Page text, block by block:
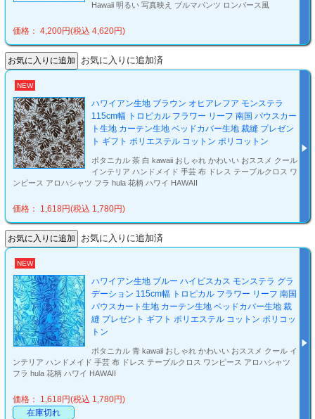
Hawaii 明るい 写真映え ブルマパンツ ロンパース風
価格： 4,200円(税込 4,620円)
お気に入りに追加済
NEW
ハワイアン生地 ブラウン オヒアレフア モンステラ
115cm幅 トロピカル フラワー リーフ 南国 パウスカー
ト生地 カーテン生地 ベッドカバー生地 裁縫 プレゼン
ト ギフト ポリエステル コットン ポリコットン
ボタニカル 茶 白 kawaii おしゃれ かわいい おススメ クール
インテリア ハンドメイド 手芸 布 ドレス テーブルクロス ワ
ンピース アロハシャツ フラ hula 花柄 ハワイ HAWAII
価格： 1,618円(税込 1,780円)
お気に入りに追加済
NEW
ハワイアン生地 ブルー ハイビスカス モンステラ グラ
デーション 115cm幅 トロピカル フラワー リーフ 南国
パウスカート生地 カーテン生地 ベッドカバー生地 裁
縫 プレゼント ギフト ポリエステル コットン ポリコッ
トン
ボタニカル 青 kawaii おしゃれ かわいい おススメ クール イ
ンテリア ハンドメイド 手芸 布 ドレス テーブルクロス ワンピース アロハシャツ
フラ hula 花柄 ハワイ HAWAII
価格： 1,618円(税込 1,780円)
在庫切れ